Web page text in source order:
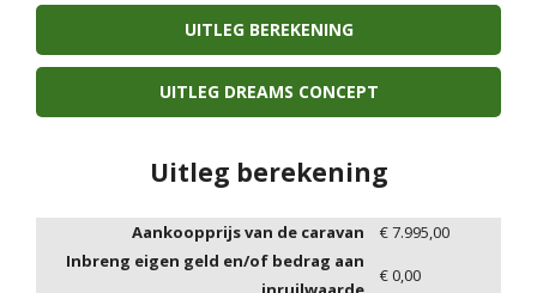
UITLEG BEREKENING
UITLEG DREAMS CONCEPT
Uitleg berekening
Aankoopprijs van de caravan €7.995,00
Inbreng eigen geld en/of bedrag aan
€0,00